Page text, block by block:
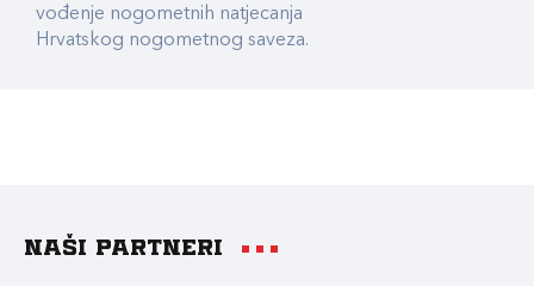
vođenje nogometnih natjecanja
Hrvatskog nogometnog saveza.
Naši partneri